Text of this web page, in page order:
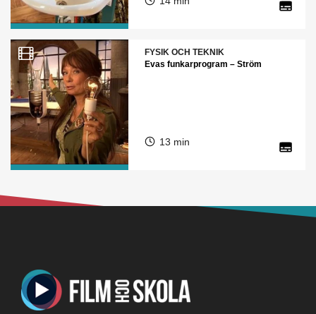
FYSIK OCH TEKNIK
Evas funkarprogram – Ström
13 min